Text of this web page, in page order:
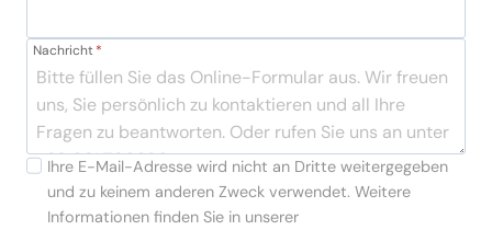
Nachricht*
Ihre E-Mail-Adresse wird nicht an Dritte weitergegeben
und zu keinem anderen Zweck verwendet. Weitere
Informationen finden Sie in unserer